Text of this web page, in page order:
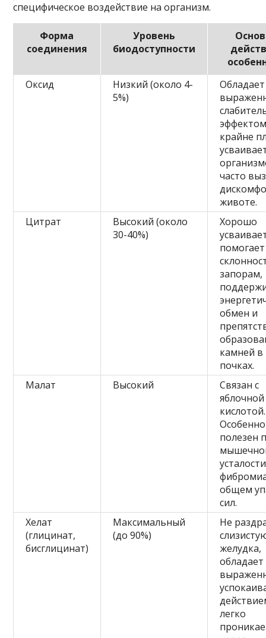
специфическое воздействие на организм.
Форма
соединения
Уровень
биодоступности
Оксид
Низкий (около 4-
5%)
Обладает
крайне
часто
животе.
Цитрат
Высокий (около
30-40%)
Хорошо
запорам,
обмен и
камней в
почках.
Малат
Высокий
Связан с
яблочной
кислотой.
Особенно
полезен
общем
сил.
Хелат
(глицинат,
бисглицинат)
Максимальный
(до 90%)
Не
желудка,
обладает
легко